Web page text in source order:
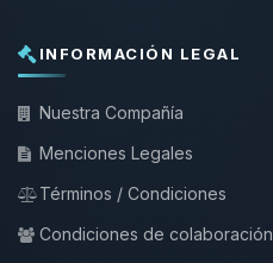
INFORMACIÓN LEGAL
Nuestra Compañía
Menciones Legales
Términos / Condiciones
Condiciones de colaboración